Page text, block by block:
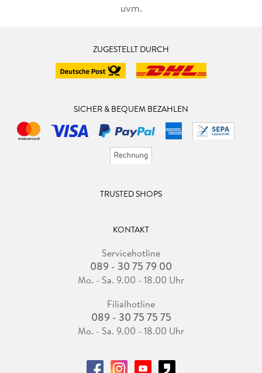
uvm.
ZUGESTELLT DURCH
SICHER & BEQUEM BEZAHLEN
TRUSTED SHOPS
KONTAKT
Servicehotline
089 - 30 75 79 00
Mo. - Sa. 9.00 - 18.00 Uhr
Filialhotline
089 - 30 75 75 75
Mo. - Sa. 9.00 - 18.00 Uhr